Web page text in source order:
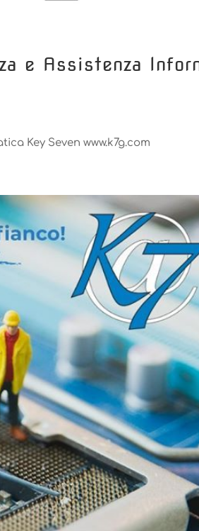
e Assistenza
Key Seven www.k7g.com